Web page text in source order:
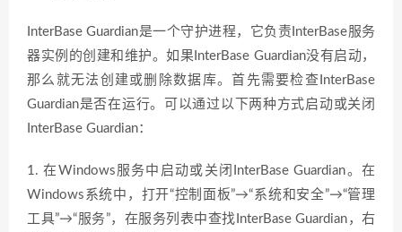
InterBase Guardian是一个守护进程，它负责InterBase服务
器实例的创建和维护。如果InterBase Guardian没有启动，
那么就无法创建或删除数据库。首先需要检查InterBase
Guardian是否在运行。可以通过以下两种方式启动或关闭
InterBase Guardian：
1. 在Windows服务中启动或关闭InterBase Guardian。在
Windows系统中，打开“控制面板”→“系统和安全”→“管理
工具”→“服务”，在服务列表中查找InterBase Guardian，右